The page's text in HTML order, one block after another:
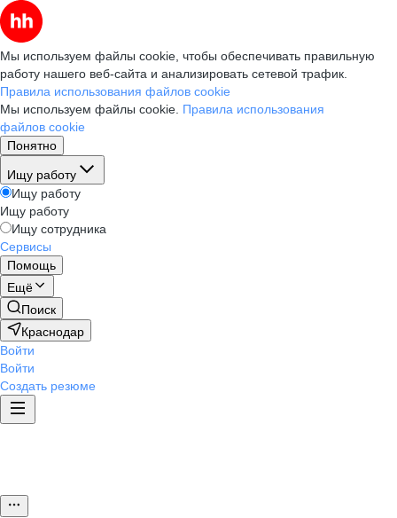
Мы используем файлы cookie, чтобы обеспечивать правильную
работу нашего веб-сайта и анализировать сетевой трафик.
Правила использования файлов cookie
Мы используем файлы cookie. Правила использования
файлов cookie
Понятно
Ищу работу
Ищу работу
Ищу работу
Ищу сотрудника
Сервисы
Помощь
Ещё
Поиск
Краснодар
Войти
Войти
Создать резюме